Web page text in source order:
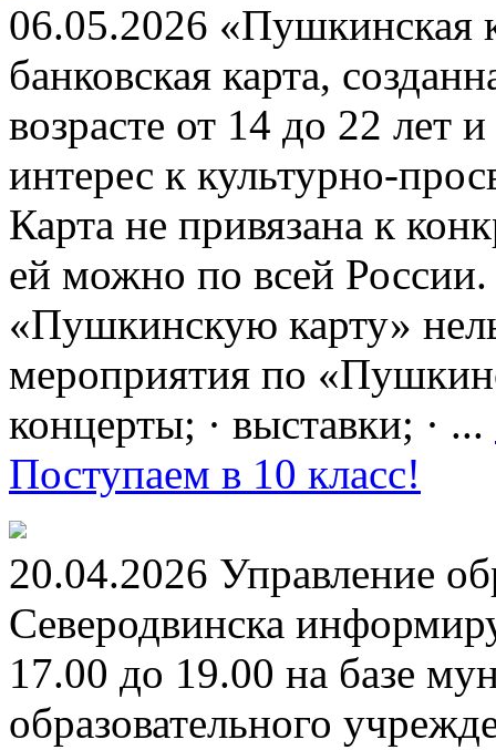
06.05.2026 «Пушкинская
банковская карта,
возрасте от 14 до 22 лет
интерес к культурно-
Карта не привязана к
ей можно по всей
«Пушкинскую карту»
мероприятия по
концерты; · выставки; · ...
Поступаем в 10 класс!
20.04.2026 Управление
Северодвинска
17.00 до 19.00 на базе
образовательного